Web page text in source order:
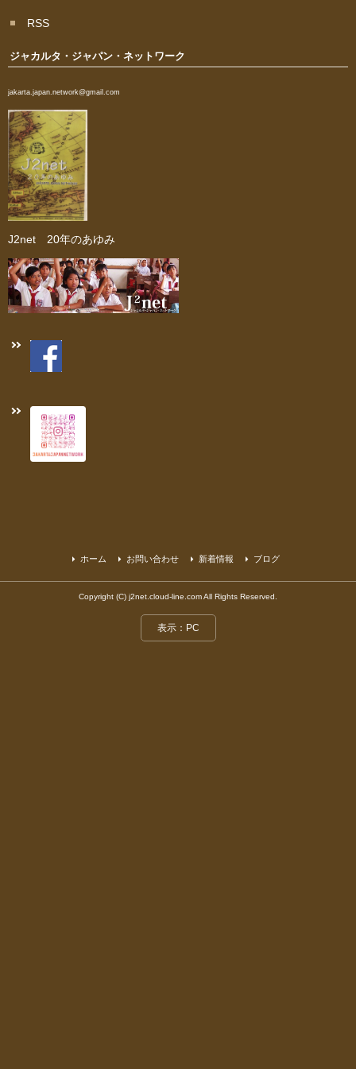
RSS
ジャカルタ・ジャパン・ネットワーク
jakarta.japan.network@gmail.com
J2net 20年のあゆみ
ホーム お問い合わせ 新着情報 ブログ
Copyright (C) j2net.cloud-line.com All Rights Reserved.
表示：PC